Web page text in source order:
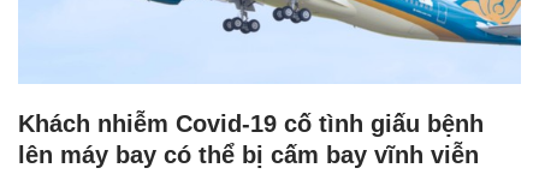
Khách nhiễm Covid-19 cố tình giấu bệnh
lên máy bay có thể bị cấm bay vĩnh viễn